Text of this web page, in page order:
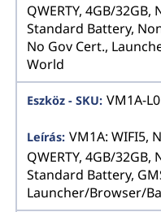
QWERTY, 4GB/
Standard Battery,
No Gov Cert.,
World
VM1A-
VM1A: WIFI5,
QWERTY, 4GB/
Standard Battery,
Launcher/Browser/